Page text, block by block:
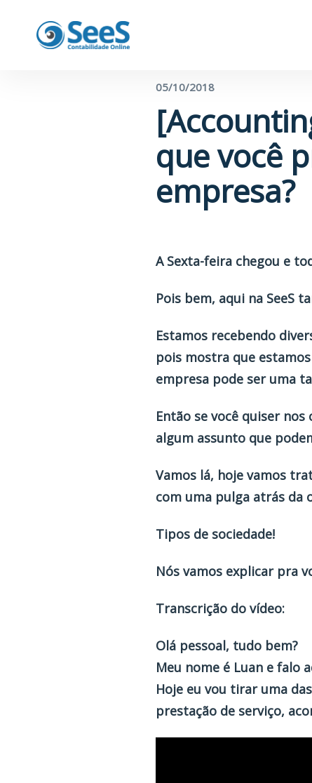
05/10/2018
que você
empresa?
A Sexta-feira chegou e
Pois bem, aqui na SeeS
Estamos recebendo
pois mostra que
empresa pode ser uma
Então se você quiser
algum assunto que
Vamos lá, hoje vamos
com uma pulga atrás da
Tipos de sociedade!
Nós vamos explicar pra
Transcrição do vídeo:
Olá pessoal, tudo bem?
Meu nome é Luan e falo
Hoje eu vou tirar uma
prestação de serviço,